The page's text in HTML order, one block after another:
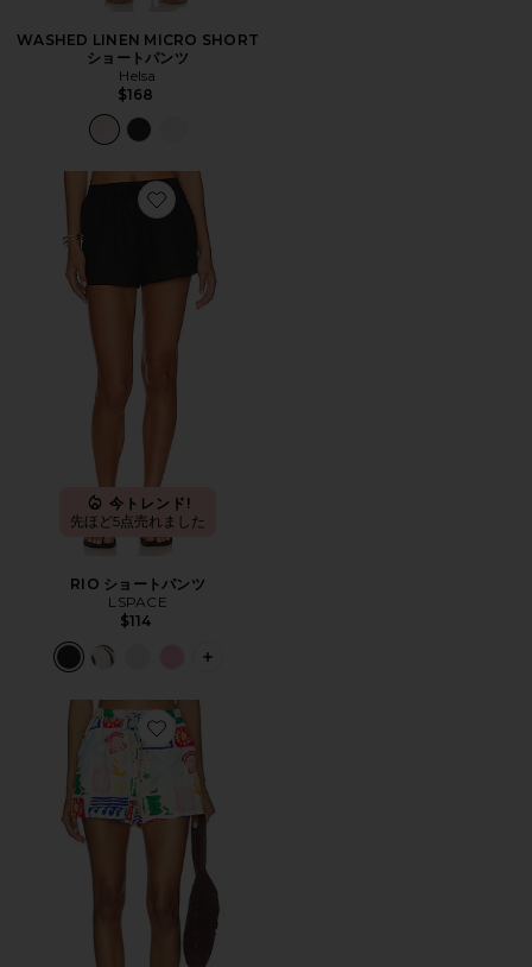
WASHED LINEN MICRO SHORT
ショートパンツ
Helsa
$168
Favorite RIO ショートパンツ
今トレンド!
先ほど5点売れました
RIO ショートパンツ
LSPACE
$114
PLUS ICON TO SEE MORE OPTIONS
Favorite JENNER ショートパンツ